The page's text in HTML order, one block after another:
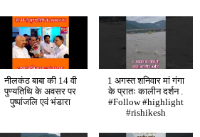
नीलकंठ बाबा की 14 वी
पुण्यतिथि के अवसर पर
पुष्पांजलि एवं भंडारा
1 अगस्त शनिवार मां गंगा
के प्रातः कालीन दर्शन .
#Follow #highlight
#rishikesh